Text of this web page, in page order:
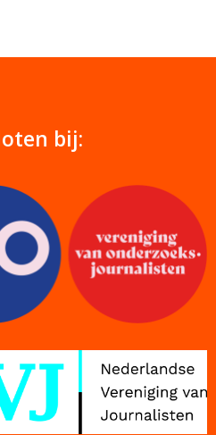
bij: